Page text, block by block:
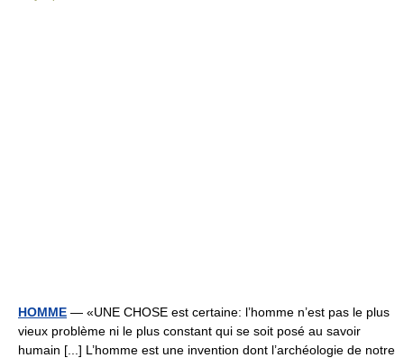
HOMME — «UNE CHOSE est certaine: l’homme n’est pas le plus
vieux problème ni le plus constant qui se soit posé au savoir
humain [...] L’homme est une invention dont l’archéologie de notre